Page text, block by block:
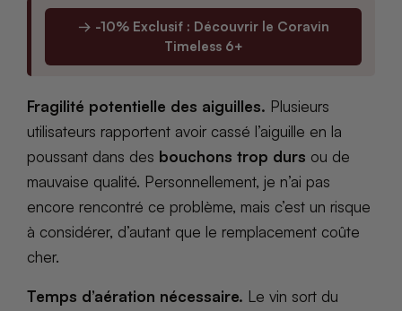
→ -10% Exclusif : Découvrir le Coravin
Timeless 6+
Fragilité potentielle des aiguilles. Plusieurs
utilisateurs rapportent avoir cassé l’aiguille en la
poussant dans des bouchons trop durs ou de
mauvaise qualité. Personnellement, je n’ai pas
encore rencontré ce problème, mais c’est un risque
à considérer, d’autant que le remplacement coûte
cher.
Temps d’aération nécessaire. Le vin sort du